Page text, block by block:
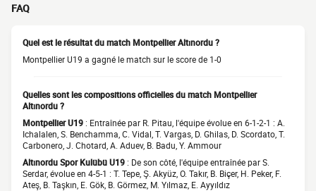
FAQ
Quel est le résultat du match Montpellier Altınordu ?
Montpellier U19 a gagné le match sur le score de 1-0
Quelles sont les compositions officielles du match Montpellier
Altınordu ?
Montpellier U19 : Entraînée par R. Pitau, l'équipe évolue en 6-1-2-1 : A.
Ichalalen, S. Benchamma, C. Vidal, T. Vargas, D. Ghilas, D. Scordato, T.
Carbonero, J. Chotard, A. Aduev, B. Badu, Y. Ammour
Altınordu Spor Kulübü U19 : De son côté, l'équipe entraînée par S.
Serdar, évolue en 4-5-1 : T. Tepe, Ş. Akyüz, O. Takır, B. Biçer, H. Peker, F.
Ateş, B. Taşkın, E. Gök, B. Görmez, M. Yılmaz, E. Ayyıldız